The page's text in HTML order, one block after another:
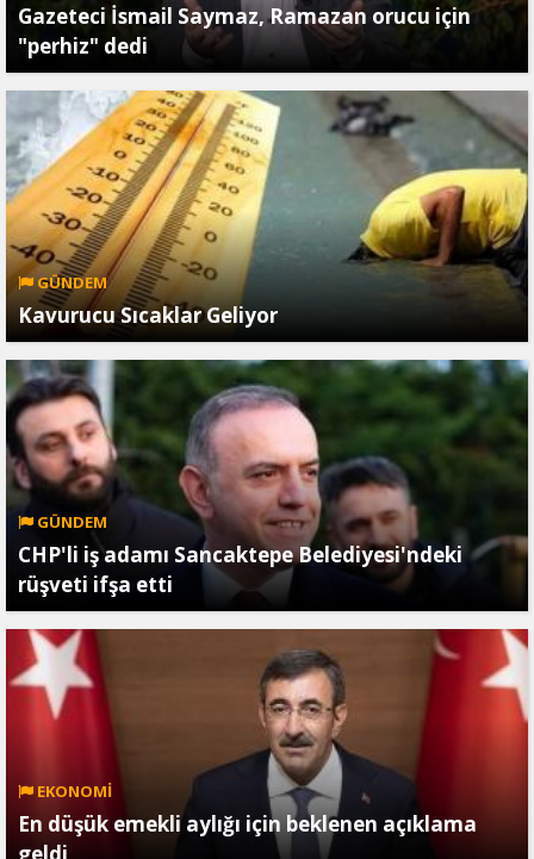
Gazeteci İsmail Saymaz, Ramazan orucu için
"perhiz" dedi
GÜNDEM
Kavurucu Sıcaklar Geliyor
GÜNDEM
CHP'li iş adamı Sancaktepe Belediyesi'ndeki
rüşveti ifşa etti
EKONOMİ
En düşük emekli aylığı için beklenen açıklama